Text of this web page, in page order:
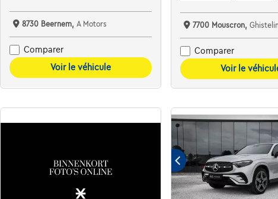
8730 Beernem, A Motors
Comparer
Voir le véhicule
7700 Mouscron,
Comparer
Voir le